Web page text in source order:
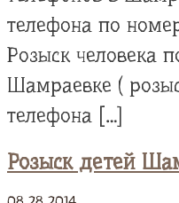
телефона по
Розыск человека
Шамраевке (
телефона […]
Розыск детей